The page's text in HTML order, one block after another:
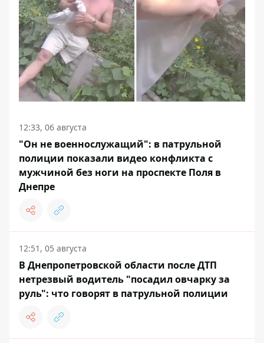
12:33, 06 августа
"Он не военнослужащий": в патрульной
полиции показали видео конфликта с
мужчиной без ноги на проспекте Поля в
Днепре
12:51, 05 августа
В Днепропетровской области после ДТП
нетрезвый водитель "посадил овчарку за
руль": что говорят в патрульной полиции